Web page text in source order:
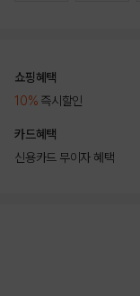
쇼핑혜택
10% 즉시할인
카드혜택
신용카드 무이자 혜택